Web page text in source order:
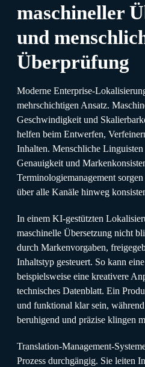
maschineller
und
Überprüfung
Moderne Enterprise-
mehrschichtigen Ansatz.
Geschwindigkeit und
helfen beim Entwerfen,
Inhalten. Menschliche
Genauigkeit und
Terminologiemanagement
über alle Kanäle hinweg
In einem KI-gestützten
maschinelle Übersetzung nicht
durch Markenvorgaben,
Inhaltstyp gesteuert. So kann
beispielsweise eine kreativere
technisches Datenblatt. Ein
und funktional klar sein,
beruhigend und präzise klingen
Translation-Management-
Prozess durchgängig. Sie leiten